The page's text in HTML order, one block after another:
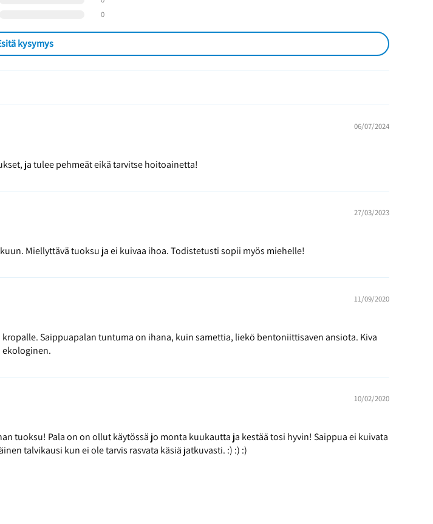
0
kysymys
06/07/2024
ja tulee pehmeät eikä tarvitse hoitoainetta!
27/03/2023
Miellyttävä tuoksu ja ei kuivaa ihoa. Todistetusti sopii myös miehelle!
11/09/2020
kropalle. Saippuapalan tuntuma on ihana, kuin samettia, liekö bentoniittisaven ansiota. Kiva
ekologinen.
10/02/2020
tuoksu! Pala on on ollut käytössä jo monta kuukautta ja kestää tosi hyvin! Saippua ei kuivata
talvikausi kun ei ole tarvis rasvata käsiä jatkuvasti. :) :) :)